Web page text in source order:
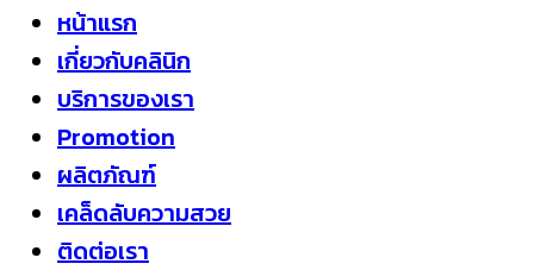
หน้าแรก
เกี่ยวกับคลินิก
บริการของเรา
Promotion
ผลิตภัณฑ์
เคล็ดลับความสวย
ติดต่อเรา